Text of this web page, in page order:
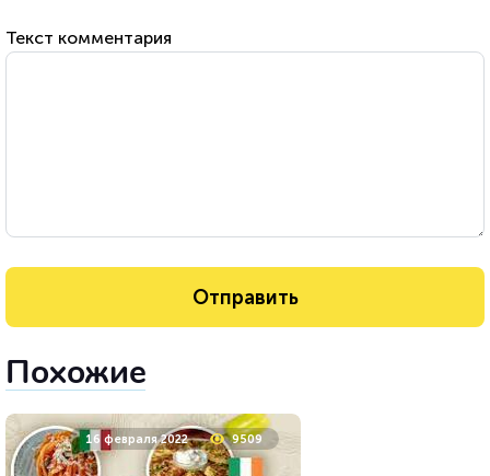
Текст комментария
Похожие
16 февраля 2022 9509